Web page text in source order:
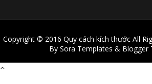
Copyright © 2016 Quy cách kích thướcAll
By Sora Templates & Blogger